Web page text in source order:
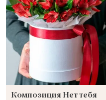
Композиция Нет тебя